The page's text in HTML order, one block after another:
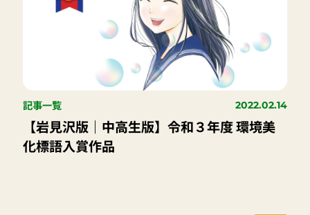
記事一覧 2022.02.14
【岩見沢版｜中高生版】令和３年度 環境美
化標語入賞作品